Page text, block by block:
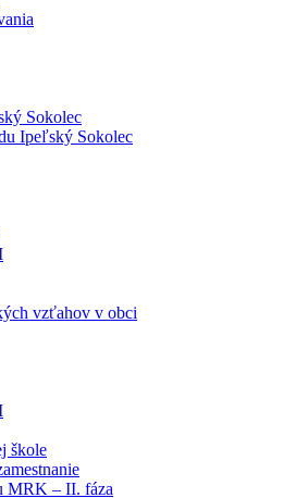
Sokolec
Ipeľský Sokolec
vzťahov v obci
škole
MRK – II. fáza